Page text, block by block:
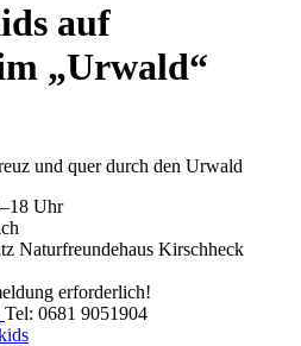
auf
„Urwald“
und quer durch den Urwald
Uhr
Naturfreundehaus Kirschheck
erforderlich!
Tel: 0681 9051904